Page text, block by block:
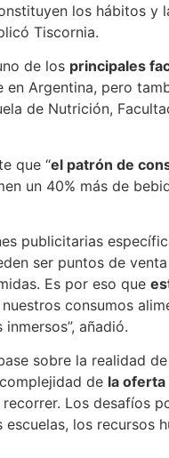
los hábitos y
Tiscornia.
de los principales
Argentina, pero
de Nutrición,
que “el patrón de
un 40% más de
publicitarias
ser puntos de
Es por eso que
consumos
añadió.
sobre la realidad
de la oferta
Los desafíos
los recursos